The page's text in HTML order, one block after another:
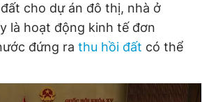
0908 780 404
cho dự án đô thị, nhà ở
là hoạt động kinh tế đơn
đứng ra thu hồi đất có thể